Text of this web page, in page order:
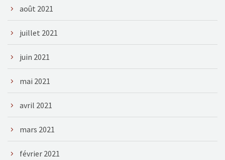
août 2021
juillet 2021
juin 2021
mai 2021
avril 2021
mars 2021
février 2021